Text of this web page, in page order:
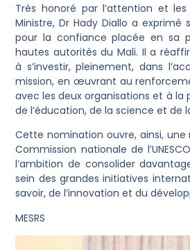
Très honoré par l’attention et
Ministre, Dr Hady Diallo a
pour la confiance placée en sa
hautes autorités du Mali. Il a
à s’investir, pleinement, dans
mission, en œuvrant au
avec les deux organisations et à la
de l’éducation, de la science et de
Cette nomination ouvre, ainsi, une
Commission nationale de
l’ambition de consolider
sein des grandes initiatives
savoir, de l’innovation et du
MESRS